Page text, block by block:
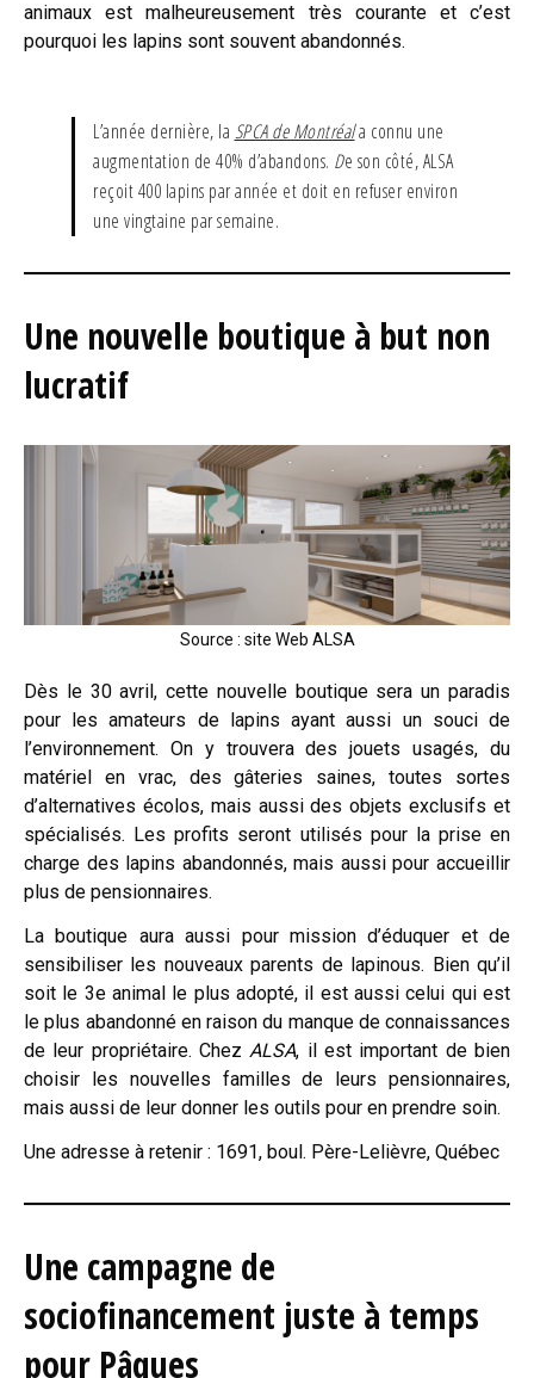
animaux est malheureusement très courante et c’est
pourquoi les lapins sont souvent abandonnés.
L’année dernière, la SPCA de Montréala connu une
augmentation de 40% d’abandons. De son côté, ALSA
reçoit 400 lapins par année et doit en refuser environ
une vingtaine par semaine.
Une nouvelle boutique à but non
lucratif
Source : site Web ALSA
Dès le 30 avril, cette nouvelle boutique sera un paradis
pour les amateurs de lapins ayant aussi un souci de
l’environnement. On y trouvera des jouets usagés, du
matériel en vrac, des gâteries saines, toutes sortes
d’alternatives écolos, mais aussi des objets exclusifs et
spécialisés. Les profits seront utilisés pour la prise en
charge des lapins abandonnés, mais aussi pour accueillir
plus de pensionnaires.
La boutique aura aussi pour mission d’éduquer et de
sensibiliser les nouveaux parents de lapinous. Bien qu’il
soit le 3e animal le plus adopté, il est aussi celui qui est
le plus abandonné en raison du manque de connaissances
de leur propriétaire. ChezALSA, il est important de bien
choisir les nouvelles familles de leurs pensionnaires,
mais aussi de leur donner les outils pour en prendre soin.
Une adresse à retenir : 1691, boul. Père-Lelièvre, Québec
Une campagne de
sociofinancement juste à temps
pour Pâques